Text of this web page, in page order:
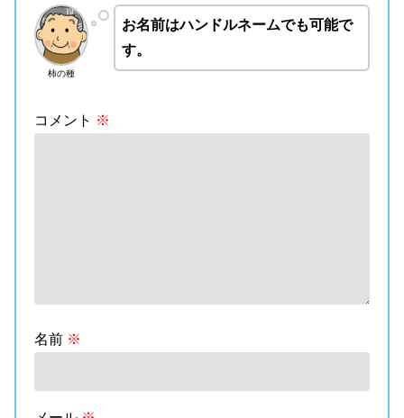
柿の種
お名前はハンドルネームでも可能で
す。
コメント ※
名前 ※